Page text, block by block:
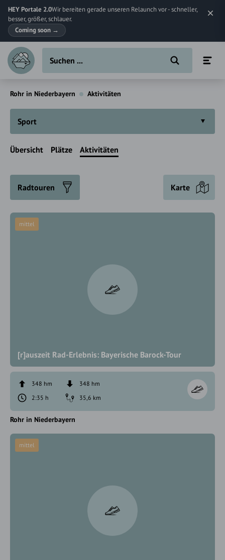
HEY Portale 2.0Wir bereiten gerade unseren Relaunch vor - schneller,
besser, größer, schlauer.
Coming soon →
Rohr in Niederbayern Aktivitäten
Sport
Übersicht Plätze Aktivitäten
Radtouren Karte
[r]auszeit Rad-Erlebnis: Bayerische Barock-Tour
mittel
348 hm
348 hm
2:35 h
35,6 km
Rohr in Niederbayern
mittel